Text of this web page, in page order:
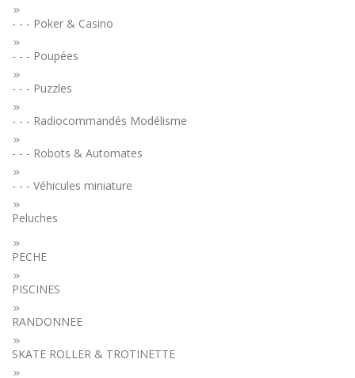
- - - Poker & Casino
- - - Poupées
- - - Puzzles
- - - Radiocommandés Modélisme
- - - Robots & Automates
- - - Véhicules miniature
Peluches
PECHE
PISCINES
RANDONNEE
SKATE ROLLER & TROTINETTE